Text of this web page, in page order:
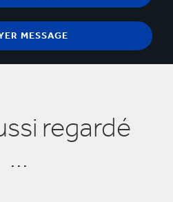
regardé
...